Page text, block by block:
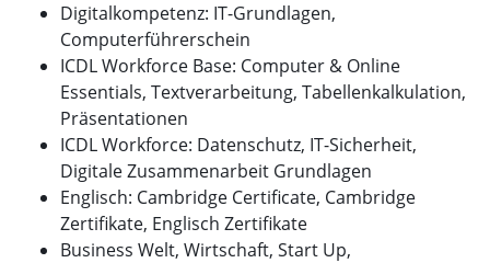
Digitalkompetenz: IT-Grundlagen,
Computerführerschein
ICDL Workforce Base: Computer & Online
Essentials, Textverarbeitung, Tabellenkalkulation,
Präsentationen
ICDL Workforce: Datenschutz, IT-Sicherheit,
Digitale Zusammenarbeit Grundlagen
Englisch: Cambridge Certificate, Cambridge
Zertifikate, Englisch Zertifikate
Business Welt, Wirtschaft, Start Up,